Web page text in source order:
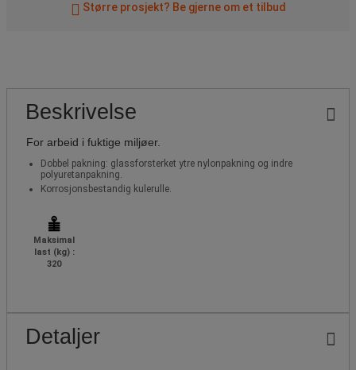
Større prosjekt? Be gjerne om et tilbud
Beskrivelse
For arbeid i fuktige miljøer.
Dobbel pakning: glassforsterket ytre nylonpakning og indre
polyuretanpakning.
Korrosjonsbestandig kulerulle.
Maksimal
last (kg) :
320
Detaljer